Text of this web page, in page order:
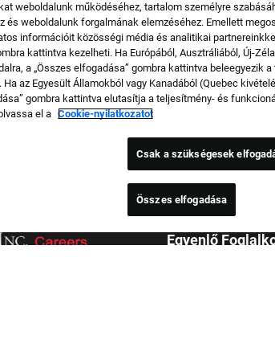
Egyenlő
weboldalunk működéséhez, tartalom személyre
és weboldalunk forgalmának elemzéséhez. Emellett
információit közösségi média és analitikai
kattintva kezelheti. Ha Európából, Ausztráliából, Új-
a „Összes elfogadása” gombra kattintva beleegyezik
az Egyesült Államokból vagy Kanadából (Quebec
gombra kattintva elutasítja a teljesítmény- és
el a Cookie-nyilatkozatot
Csak a szükségesek
Összes elfogadása